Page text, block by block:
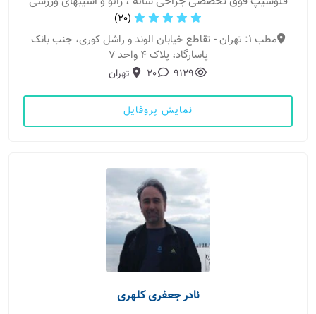
(20)
مطب 1: تهران - تقاطع خیابان الوند و راشل کوری، جنب بانک
پاسارگاد، پلاک ۴ واحد ۷
9129
20 تهران
نمایش پروفایل
نادر جعفری کلهری